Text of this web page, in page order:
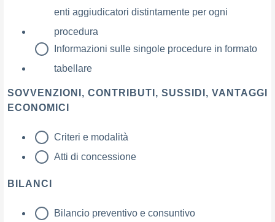
enti aggiudicatori distintamente per ogni
procedura
Informazioni sulle singole procedure in formato
tabellare
SOVVENZIONI, CONTRIBUTI, SUSSIDI, VANTAGGI
ECONOMICI
Criteri e modalità
Atti di concessione
BILANCI
Bilancio preventivo e consuntivo